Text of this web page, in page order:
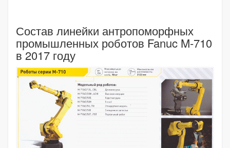
Состав линейки антропоморфных
промышленных роботов Fanuc M-710
в 2017 году